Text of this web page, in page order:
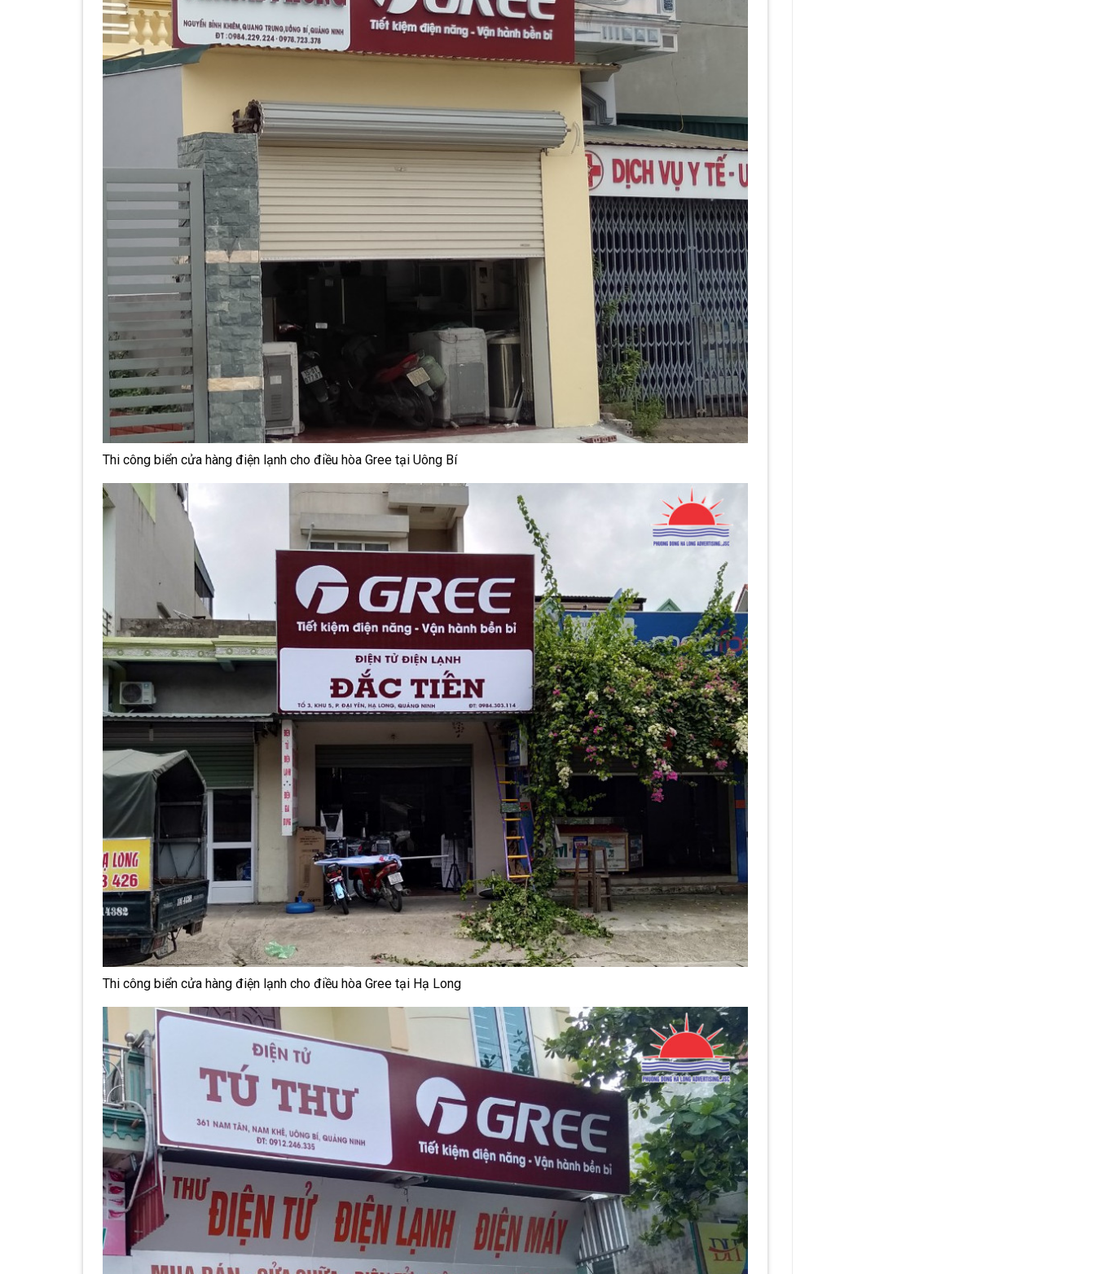
Thi công biển cửa hàng điện lạnh cho điều hòa Gree tại Uông Bí
Thi công biển cửa hàng điện lạnh cho điều hòa Gree tại Hạ Long